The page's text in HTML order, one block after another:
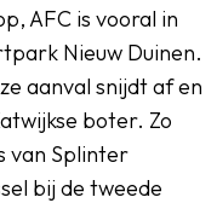
AFC is vooral in
Nieuw Duinen.
aanval snijdt af en
boter. Zo
van Splinter
bij de tweede